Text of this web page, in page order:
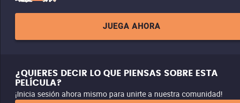
JUEGA AHORA
¿QUIERES DECIR LO QUE PIENSAS SOBRE ESTA
PELÍCULA?
¡Inicia sesión ahora mismo para unirte a nuestra comunidad!